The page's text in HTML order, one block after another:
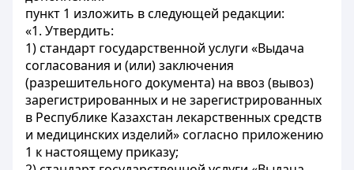
пункт 1 изложить в следующей редакции:
«1. Утвердить:
1) стандарт государственной услуги «Выдача
согласования и (или) заключения
(разрешительного документа) на ввоз (вывоз)
зарегистрированных и не зарегистрированных
в Республике Казахстан лекарственных средств
и медицинских изделий» согласно приложению
1 к настоящему приказу;